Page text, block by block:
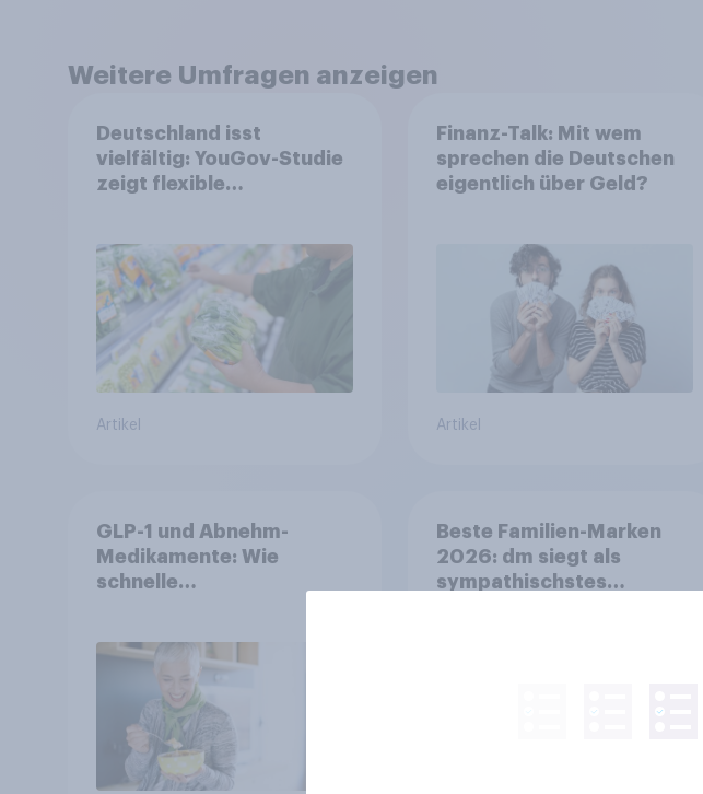
Weitere Umfragen anzeigen
Deutschland isst
vielfältig: YouGov-Studie
zeigt flexible
Artikel
Finanz-Talk: Mit wem
sprechen die Deutschen
eigentlich über Geld?
Artikel
GLP-1 und Abnehm-
Medikamente: Wie
schnelle
umgestalten
Beste Familien-Marken
2026: dm siegt als
sympathischstes